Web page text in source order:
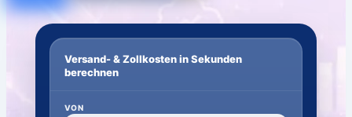
Versand- & Zollkosten in Sekunden
berechnen
VON